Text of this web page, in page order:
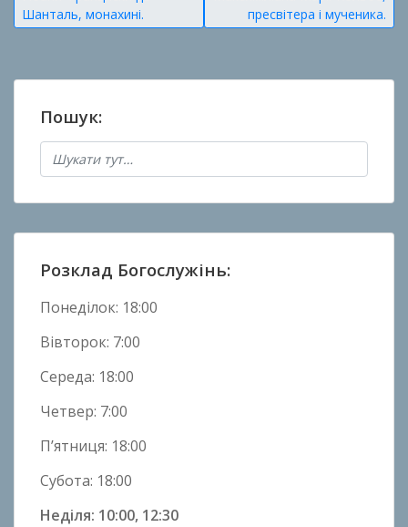
і
к
в
н
о
в
н
и
Шанталь, монахині.
пресвітера і мученика.
Пошук:
Розклад Богослужінь:
Понеділок: 18:00
Вівторок: 7:00
Середа: 18:00
Четвер: 7:00
П’ятниця: 18:00
Субота: 18:00
Неділя: 10:00, 12:30